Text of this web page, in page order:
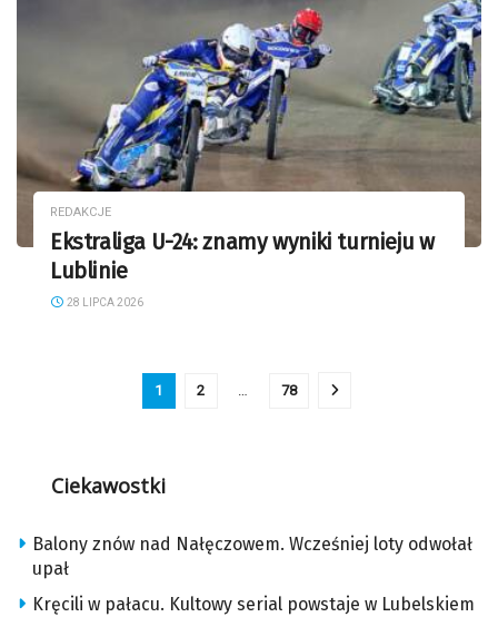
REDAKCJE
Ekstraliga U-24: znamy wyniki turnieju w
Lublinie
28 LIPCA 2026
1 2 … 78
Ciekawostki
Balony znów nad Nałęczowem. Wcześniej loty odwołał
upał
Kręcili w pałacu. Kultowy serial powstaje w Lubelskiem